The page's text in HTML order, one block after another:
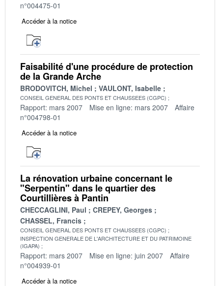
n°004475-01
Accéder à la notice
Faisabilité d'une procédure de protection
de la Grande Arche
BRODOVITCH, Michel VAULONT, Isabelle
CONSEIL GENERAL DES PONTS ET CHAUSSEES (CGPC)
Rapport: mars 2007 Mise en ligne: mars 2007
Affaire
n°004798-01
Accéder à la notice
La rénovation urbaine concernant le
"Serpentin" dans le quartier des
Courtillières à Pantin
CHECCAGLINI, Paul
CREPEY, Georges
CHASSEL, Francis
CONSEIL GENERAL DES PONTS ET CHAUSSEES (CGPC)
INSPECTION GENERALE DE L'ARCHITECTURE ET DU PATRIMOINE
(IGAPA)
Rapport: mars 2007 Mise en ligne: juin 2007
Affaire
n°004939-01
Accéder à la notice